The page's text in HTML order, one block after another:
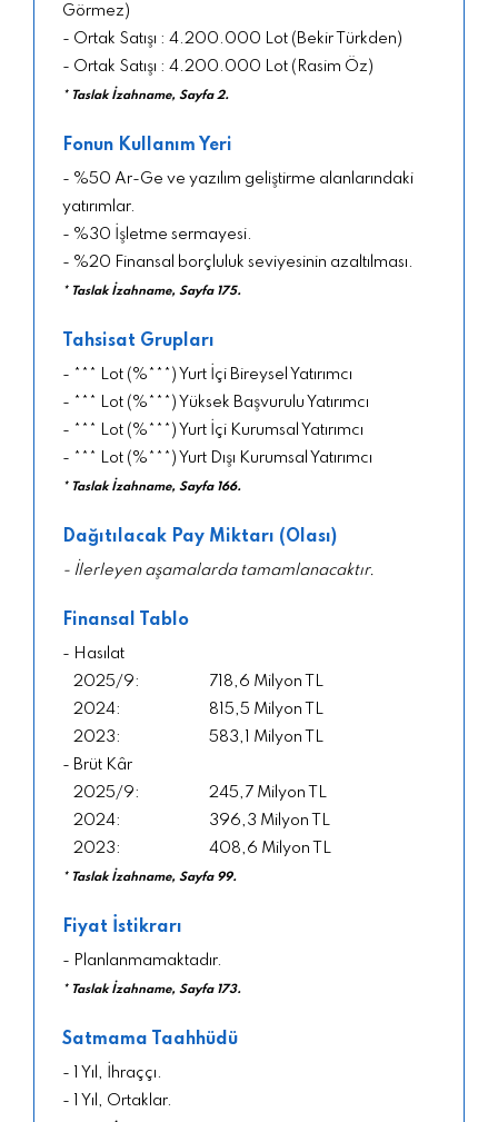
Görmez)
- Ortak Satışı : 4.200.000 Lot (Bekir Türkden)
- Ortak Satışı : 4.200.000 Lot (Rasim Öz)
* Taslak İzahname, Sayfa 2.
Fonun Kullanım Yeri
- %50 Ar-Ge ve yazılım geliştirme alanlarındaki
yatırımlar.
- %30 İşletme sermayesi.
- %20 Finansal borçluluk seviyesinin azaltılması.
* Taslak İzahname, Sayfa 175.
Tahsisat Grupları
- *** Lot (%***) Yurt İçi Bireysel Yatırımcı
- *** Lot (%***) Yüksek Başvurulu Yatırımcı
- *** Lot (%***) Yurt İçi Kurumsal Yatırımcı
- *** Lot (%***) Yurt Dışı Kurumsal Yatırımcı
* Taslak İzahname, Sayfa 166.
Dağıtılacak Pay Miktarı (Olası)
- İlerleyen aşamalarda tamamlanacaktır.
Finansal Tablo
- Hasılat
718,6 Milyon TL
815,5 Milyon TL
583,1 Milyon TL
- Brüt Kâr
245,7 Milyon TL
396,3 Milyon TL
408,6 Milyon TL
* Taslak İzahname, Sayfa 99.
Fiyat İstikrarı
- Planlanmamaktadır.
* Taslak İzahname, Sayfa 173.
Satmama Taahhüdü
- 1 Yıl, İhraççı.
- 1 Yıl, Ortaklar.